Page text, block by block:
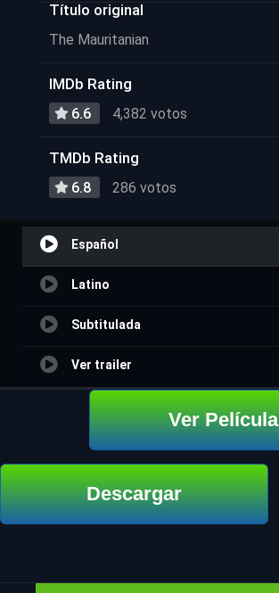
Título original
The Mauritanian
IMDb Rating
6.6 4,382 votos
TMDb Rating
6.8 286 votos
Español
Latino
Subtitulada
Ver trailer
Ver Película
Descargar